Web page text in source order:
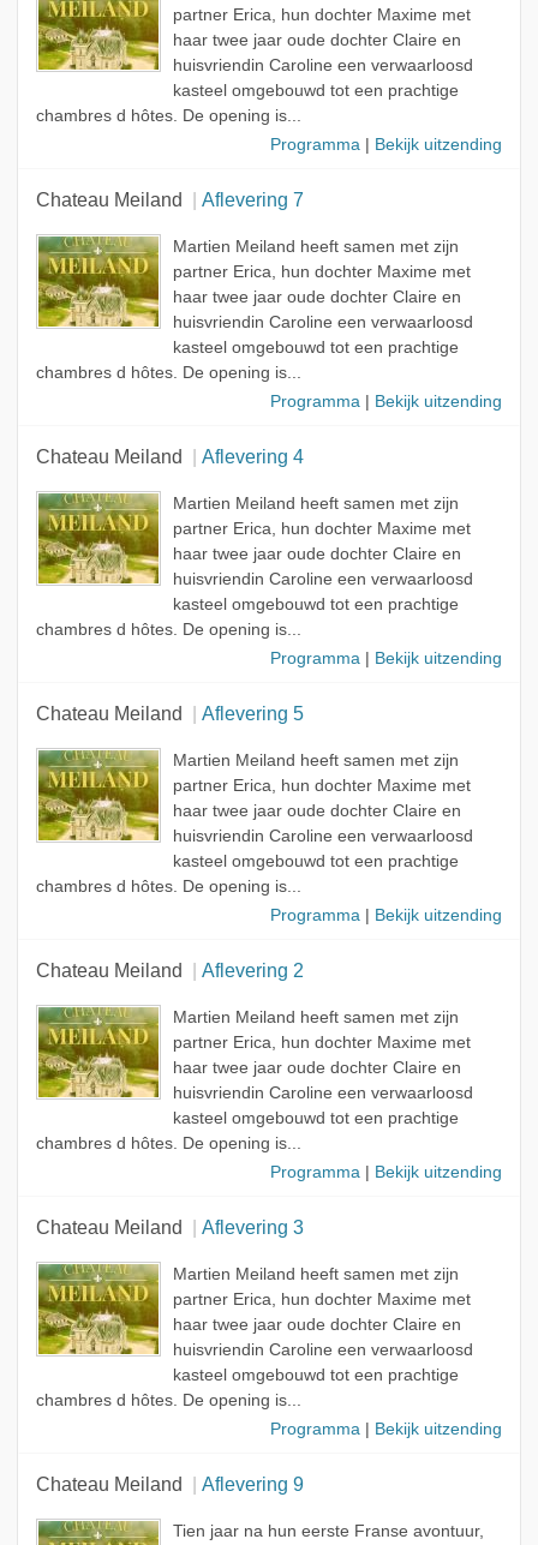
partner Erica, hun dochter Maxime met
haar twee jaar oude dochter Claire en
huisvriendin Caroline een verwaarloosd
kasteel omgebouwd tot een prachtige
chambres d hôtes. De opening is...
Programma | Bekijk uitzending
Chateau Meiland Aflevering 7
Martien Meiland heeft samen met zijn
partner Erica, hun dochter Maxime met
haar twee jaar oude dochter Claire en
huisvriendin Caroline een verwaarloosd
kasteel omgebouwd tot een prachtige
chambres d hôtes. De opening is...
Programma | Bekijk uitzending
Chateau Meiland Aflevering 4
Martien Meiland heeft samen met zijn
partner Erica, hun dochter Maxime met
haar twee jaar oude dochter Claire en
huisvriendin Caroline een verwaarloosd
kasteel omgebouwd tot een prachtige
chambres d hôtes. De opening is...
Programma | Bekijk uitzending
Chateau Meiland Aflevering 5
Martien Meiland heeft samen met zijn
partner Erica, hun dochter Maxime met
haar twee jaar oude dochter Claire en
huisvriendin Caroline een verwaarloosd
kasteel omgebouwd tot een prachtige
chambres d hôtes. De opening is...
Programma | Bekijk uitzending
Chateau Meiland Aflevering 2
Martien Meiland heeft samen met zijn
partner Erica, hun dochter Maxime met
haar twee jaar oude dochter Claire en
huisvriendin Caroline een verwaarloosd
kasteel omgebouwd tot een prachtige
chambres d hôtes. De opening is...
Programma | Bekijk uitzending
Chateau Meiland Aflevering 3
Martien Meiland heeft samen met zijn
partner Erica, hun dochter Maxime met
haar twee jaar oude dochter Claire en
huisvriendin Caroline een verwaarloosd
kasteel omgebouwd tot een prachtige
chambres d hôtes. De opening is...
Programma | Bekijk uitzending
Chateau Meiland Aflevering 9
Tien jaar na hun eerste Franse avontuur,